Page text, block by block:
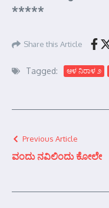
*****
Share this Article
Tagged: ಆಳ ನಿರಾಳ ೨
Previous Article
ವಂದು ನವಿಲಿಂದು ಕೋಲೇ